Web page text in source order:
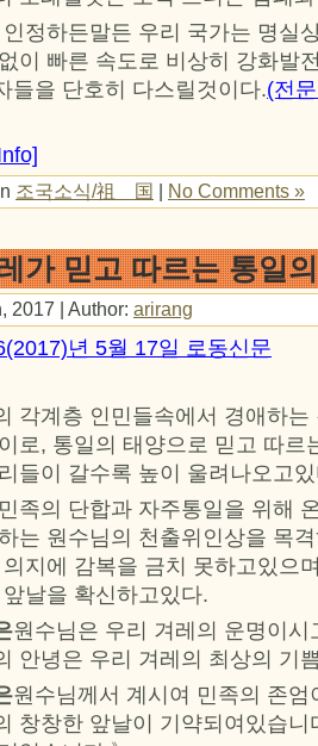
정하든말든 우리 국가는 명실
이 빠른 속도로 비상히 강화발
들을 단호히 다스릴것이다.(전
조국소식/祖 国 No Comments »
가 믿고 따르는 통일
2017 | Author: arirang
년 5월 17일 로동신문
각계층 인민들속에서 경애하는
로, 통일의 태양으로 믿고 따르
들이 갈수록 높이 울려나오고
족의 단합과 자주통일을 위해
는 원수님의 천출위인상을 목
지에 감복을 금치 못하고있으
날을 확신하고있다.
원수님은 우리 겨레의 운명이
안녕은 우리 겨레의 최상의 기
원수님께서 계시여 민족의 존
창창한 앞날이 기약되여있습